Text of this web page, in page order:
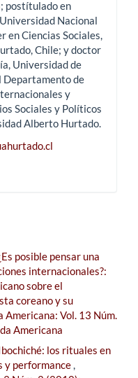
postítulado en
Nacional
en Ciencias Sociales,
Chile; y doctor
Universidad de
Departamento de
y
Sociales y Políticos
Alberto Hurtado.
posible pensar una
internacionales?:
sobre el
coreano y su
Americana: Vol. 13 Núm.
Americana
los rituales en
y performance,